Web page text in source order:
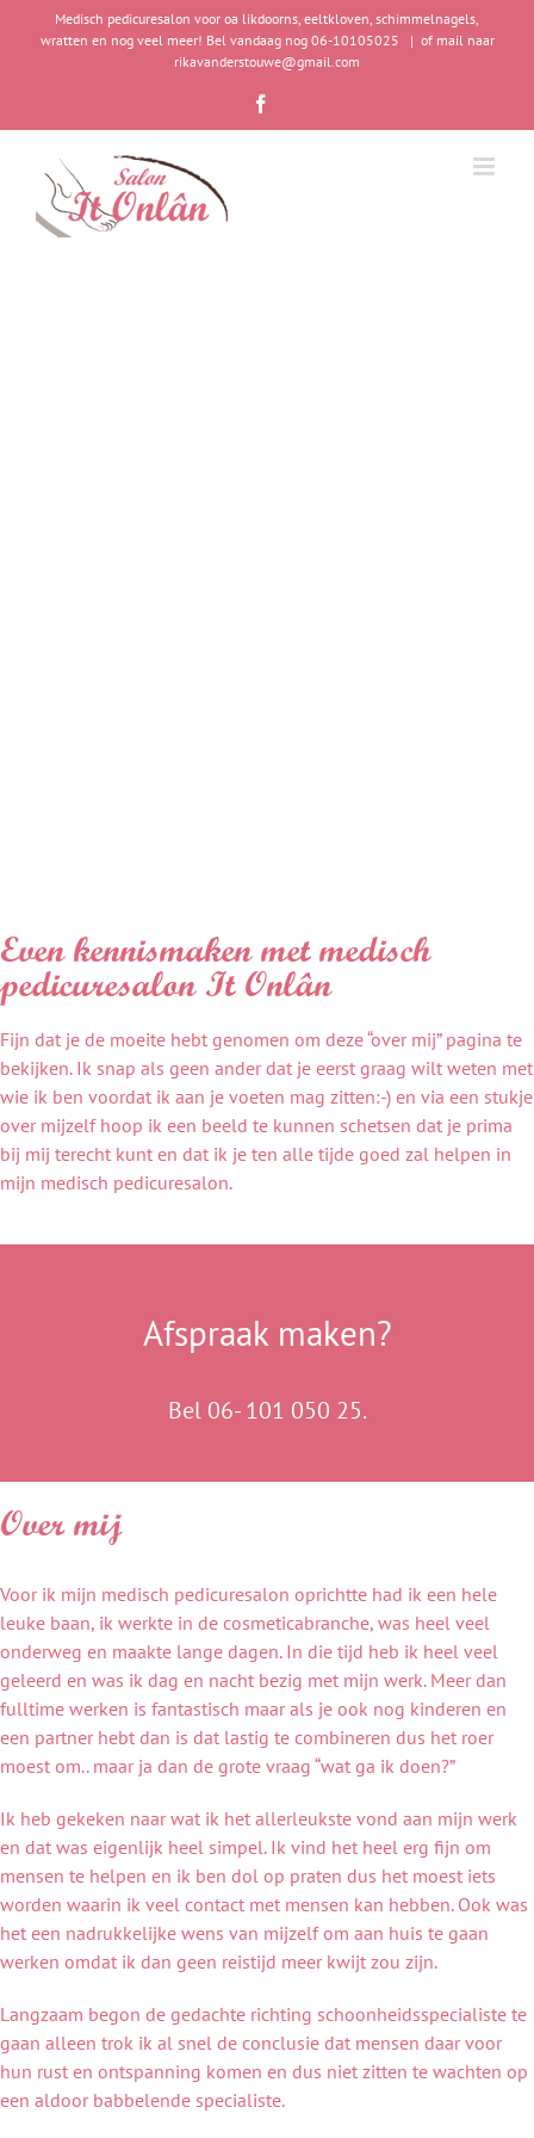
Medisch pedicuresalon voor oa likdoorns, eeltkloven, schimmelnagels,
wratten en nog veel meer! Bel vandaag nog 06-10105025
| of mail naar
rikavanderstouwe@gmail.com
Even kennismaken met medisch
pedicuresalon It Onlân
Fijn dat je de moeite hebt genomen om deze “over mij” pagina te
bekijken. Ik snap als geen ander dat je eerst graag wilt weten met
wie ik ben voordat ik aan je voeten mag zitten:-) en via een stukje
over mijzelf hoop ik een beeld te kunnen schetsen dat je prima
bij mij terecht kunt en dat ik je ten alle tijde goed zal helpen in
mijn medisch pedicuresalon.
Afspraak maken?
Bel 06- 101 050 25.
Over mij
Voor ik mijn medisch pedicuresalon oprichtte had ik een hele
leuke baan, ik werkte in de cosmeticabranche, was heel veel
onderweg en maakte lange dagen. In die tijd heb ik heel veel
geleerd en was ik dag en nacht bezig met mijn werk. Meer dan
fulltime werken is fantastisch maar als je ook nog kinderen en
een partner hebt dan is dat lastig te combineren dus het roer
moest om.. maar ja dan de grote vraag “wat ga ik doen?”
Ik heb gekeken naar wat ik het allerleukste vond aan mijn werk
en dat was eigenlijk heel simpel. Ik vind het heel erg fijn om
mensen te helpen en ik ben dol op praten dus het moest iets
worden waarin ik veel contact met mensen kan hebben. Ook was
het een nadrukkelijke wens van mijzelf om aan huis te gaan
werken omdat ik dan geen reistijd meer kwijt zou zijn.
Langzaam begon de gedachte richting schoonheidsspecialiste te
gaan alleen trok ik al snel de conclusie dat mensen daar voor
hun rust en ontspanning komen en dus niet zitten te wachten op
een aldoor babbelende specialiste.